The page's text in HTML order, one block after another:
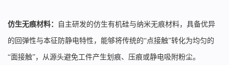
仿生无痕材料： 自主研发的仿生有机硅与纳米无痕材料，具备优异
的回弹性与本征防静电特性，能够将传统的“点接触”转化为均匀的
“面接触”，从源头避免工件产生划痕、压痕或静电吸附粉尘。